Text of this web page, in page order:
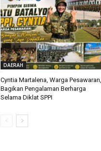
DAERAH
Cyntia Martalena, Warga Pesawaran,
Bagikan Pengalaman Berharga
Selama Diklat SPPI